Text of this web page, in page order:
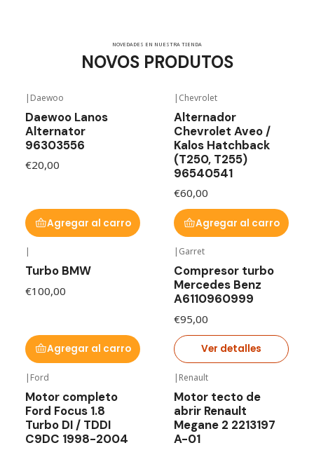
NOVEDADES EN NUESTRA TIENDA
NOVOS PRODUTOS
| Daewoo
Daewoo Lanos
Alternator
96303556
€20,00
Agregar al carro
| Chevrolet
Alternador
Chevrolet Aveo /
Kalos Hatchback
(T250, T255)
96540541
€60,00
Agregar al carro
|
Turbo BMW
€100,00
Agregar al carro
| Garret
Compresor turbo
Mercedes Benz
A6110960999
€95,00
Ver detalles
| Ford
Motor completo
Ford Focus 1.8
Turbo DI / TDDI
C9DC 1998-2004
| Renault
Motor tecto de
abrir Renault
Megane 2 2213197
A-01